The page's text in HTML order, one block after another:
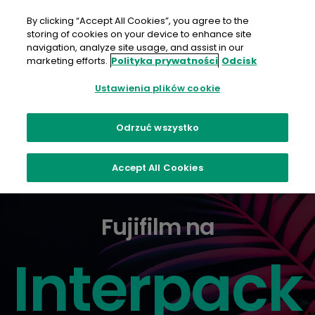
treści
Skontaktuj się z nami
Fujifilm na
Interpack
By clicking “Accept All Cookies”, you agree to the
storing of cookies on your device to enhance site
navigation, analyze site usage, and assist in our
marketing efforts. Polityka prywatności Odcisk
Ustawienia plików cookie
Odrzuć wszystko
Accept All Cookies